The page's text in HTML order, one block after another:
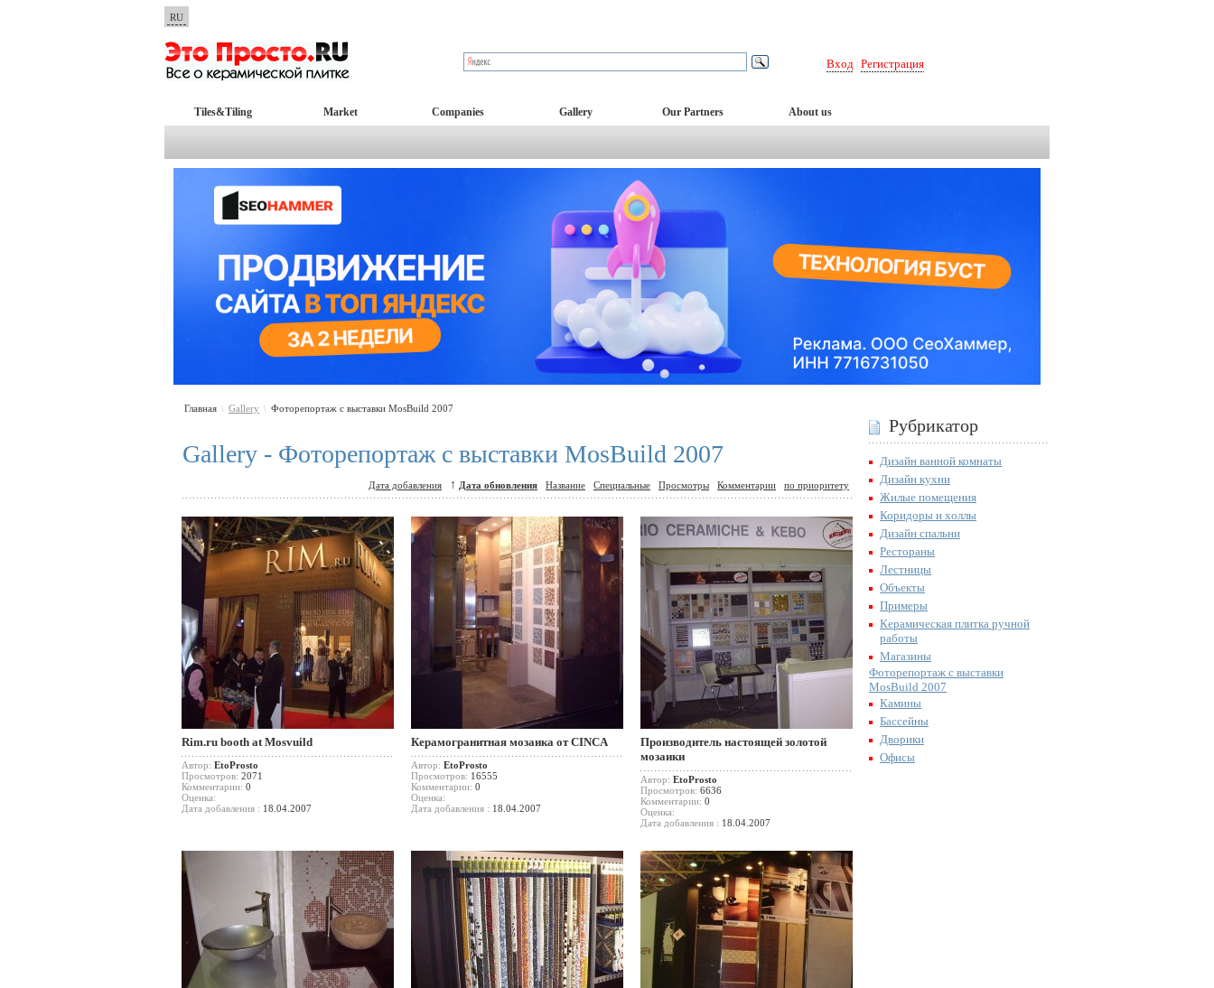
RU
Вход Регистрация
Tiles&Tiling Market Companies Gallery Our Partners About us
Главная \ Gallery \ Фоторепортаж с выставки MosBuild 2007
Gallery - Фоторепортаж с выставки MosBuild 2007
Дата добавления ↑ Дата обновления Название Специальные Просмотры Комментарии по приоритету
Rim.ru booth at Mosvuild
Автор: EtoProsto
Просмотров: 2071
Комментарии: 0
Оценка:
Дата добавления : 18.04.2007
Керамогранитная мозаика от CINCA
Автор: EtoProsto
Просмотров: 16555
Комментарии: 0
Оценка:
Дата добавления : 18.04.2007
Производитель настоящей золотой
мозаики
Автор: EtoProsto
Просмотров: 6636
Комментарии: 0
Оценка:
Дата добавления : 18.04.2007
Рубрикатор
Дизайн ванной комнаты
Дизайн кухни
Жилые помещения
Коридоры и холлы
Дизайн спальни
Рестораны
Лестницы
Объекты
Примеры
Керамическая плитка ручной
работы
Магазины
Фоторепортаж с выставки
MosBuild 2007
Камины
Бассейны
Дворики
Офисы